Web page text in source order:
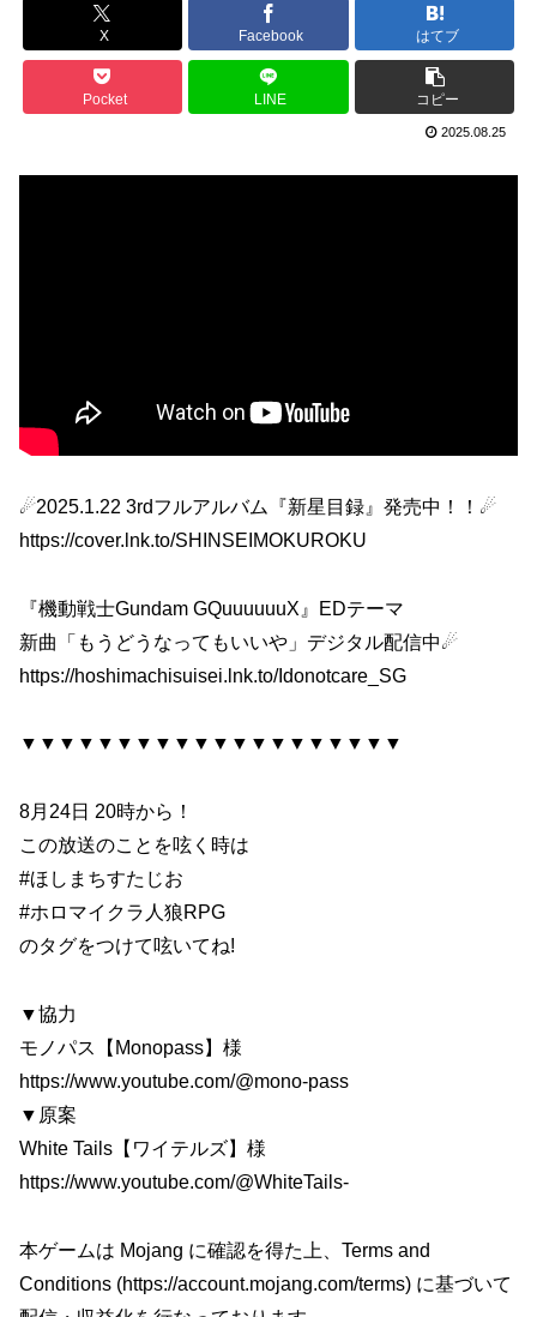
X Facebook はてブ
Pocket LINE コピー
2025.08.25
☄2025.1.22 3rdフルアルバム『新星目録』発売中！！☄
https://cover.lnk.to/SHINSEIMOKUROKU
『機動戦士Gundam GQuuuuuuX』EDテーマ
新曲「もうどうなってもいいや」デジタル配信中☄
https://hoshimachisuisei.lnk.to/Idonotcare_SG
▼▼▼▼▼▼▼▼▼▼▼▼▼▼▼▼▼▼▼▼
8月24日 20時から！
この放送のことを呟く時は
#ほしまちすたじお
#ホロマイクラ人狼RPG
のタグをつけて呟いてね!
▼協力
モノパス【Monopass】様
https://www.youtube.com/@mono-pass
▼原案
White Tails【ワイテルズ】様
https://www.youtube.com/@WhiteTails-
本ゲームは Mojang に確認を得た上、Terms and
Conditions (https://account.mojang.com/terms) に基づいて